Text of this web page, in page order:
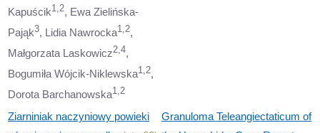
Kapuścik1,2, Ewa Zielińska-
Pająk3, Lidia Nawrocka1,2,
Małgorzata Laskowicz2,4,
Bogumiła Wójcik-Niklewska1,2,
Dorota Barchanowska1,2
Ziarniniak naczyniowy powieki
Granuloma Teleangiectaticum of